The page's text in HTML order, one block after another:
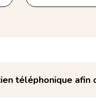
téléphonique afin